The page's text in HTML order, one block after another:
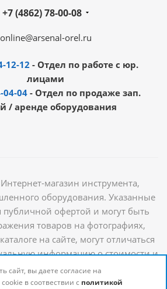
+7 (4862) 78-00-08
online@arsenal-orel.ru
12-12 - Отдел по работе с юр.
лицами
04-04- Отдел по продаже зап.
/ аренде оборудования
магазин инструмента,
оборудования. Указанные
публичной офертой и могут быть
товаров на фотографиях,
на сайте, могут отличаться
информацию о стоимости и
можно получить у наших
менеджеров
сайт, вы даете согласие на
в соотвествии с политикой